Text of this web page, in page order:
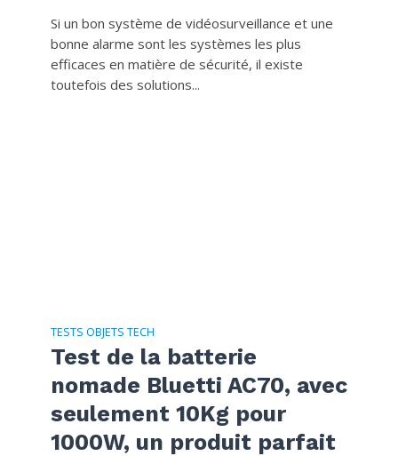
Si un bon système de vidéosurveillance et une
bonne alarme sont les systèmes les plus
efficaces en matière de sécurité, il existe
toutefois des solutions...
TESTS OBJETS TECH
Test de la batterie
nomade Bluetti AC70, avec
seulement 10Kg pour
1000W, un produit parfait